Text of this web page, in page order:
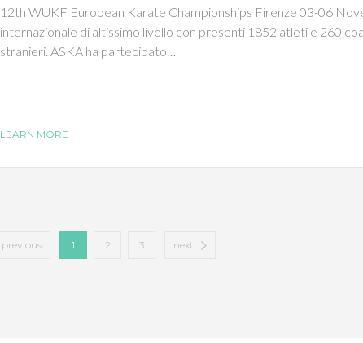
12th WUKF European Karate Championships Firenze 03-06
internazionale di altissimo livello con presenti 1852 atleti e 260
stranieri. ASKA ha partecipato…
LEARN MORE
previous 1 2 3 next